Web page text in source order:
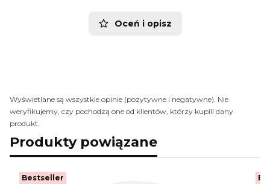
Oceń i opisz
Wyświetlane są wszystkie opinie (pozytywne i negatywne). Nie
weryfikujemy, czy pochodzą one od klientów, którzy kupili dany
produkt.
Produkty powiązane
Bestseller